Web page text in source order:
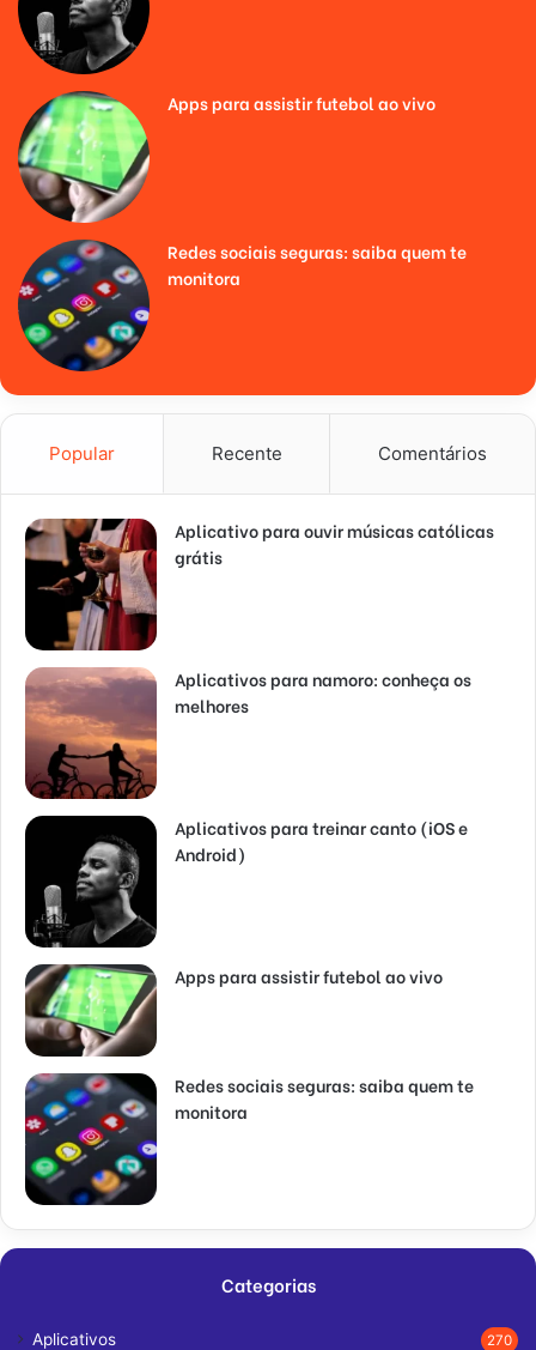
Apps para assistir futebol ao vivo
Redes sociais seguras: saiba quem te
monitora
Popular Recente Comentários
Aplicativo para ouvir músicas católicas
grátis
Aplicativos para namoro: conheça os
melhores
Aplicativos para treinar canto (iOS e
Android)
Apps para assistir futebol ao vivo
Redes sociais seguras: saiba quem te
monitora
Categorias
Aplicativos 270